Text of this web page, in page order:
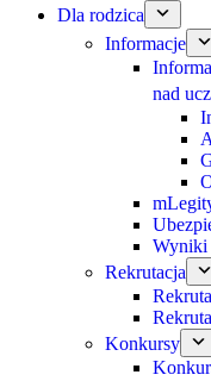
Dla rodzica
Informacje
nad
Wyniki
Rekrutacja
Konkursy